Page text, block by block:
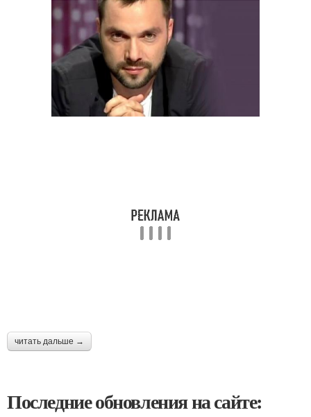
читать дальше →
Последние обновления на сайте: